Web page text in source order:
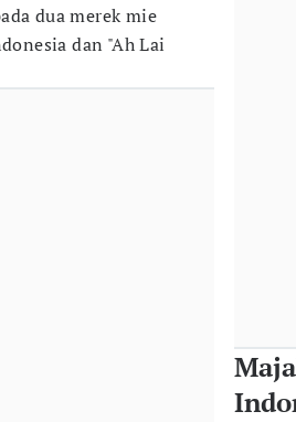
dua merek mie
dan "Ah Lai